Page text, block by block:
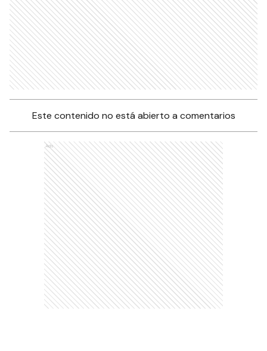
Este contenido no está abierto a comentarios
Ads